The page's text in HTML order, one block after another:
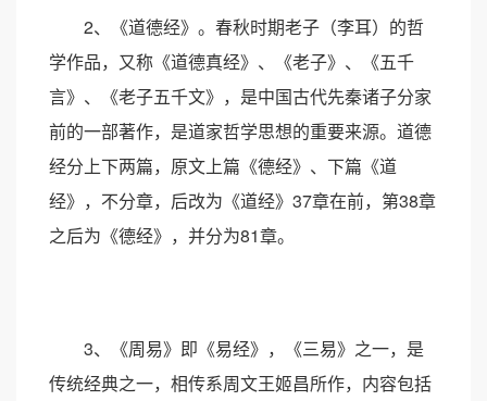
2、《道德经》。春秋时期老子（李耳）的哲
学作品，又称《道德真经》、《老子》、《五千
言》、《老子五千文》，是中国古代先秦诸子分家
前的一部著作，是道家哲学思想的重要来源。道德
经分上下两篇，原文上篇《德经》、下篇《道
经》，不分章，后改为《道经》37章在前，第38章
之后为《德经》，并分为81章。
3、《周易》即《易经》，《三易》之一，是
传统经典之一，相传系周文王姬昌所作，内容包括